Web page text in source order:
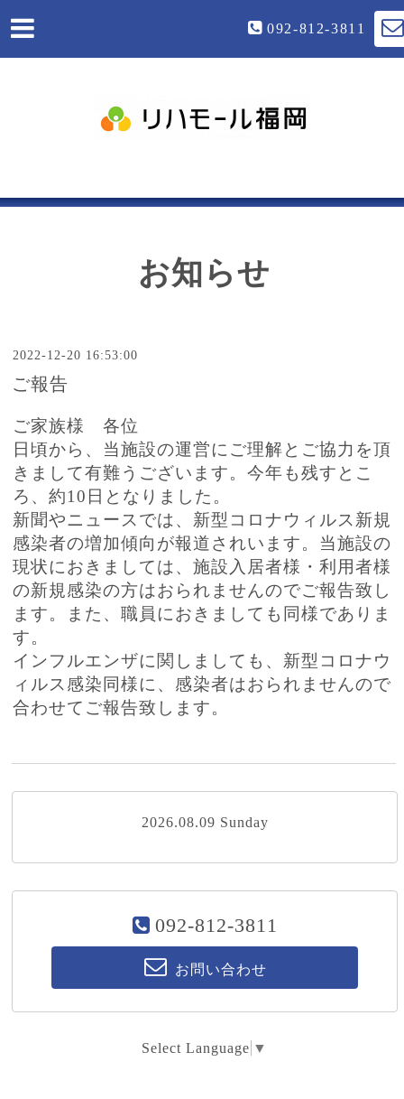
092-812-3811
お知らせ
2022-12-20 16:53:00
ご報告
ご家族様 各位
日頃から、当施設の運営にご理解とご協力を頂
きまして有難うございます。今年も残すとこ
ろ、約10日となりました。
新聞やニュースでは、新型コロナウィルス新規
感染者の増加傾向が報道されいます。当施設の
現状におきましては、施設入居者様・利用者様
の新規感染の方はおられませんのでご報告致し
ます。また、職員におきましても同様でありま
す。
インフルエンザに関しましても、新型コロナウ
ィルス感染同様に、感染者はおられませんので
合わせてご報告致します。
2026.08.09 Sunday
092-812-3811
お問い合わせ
Select Language ▼